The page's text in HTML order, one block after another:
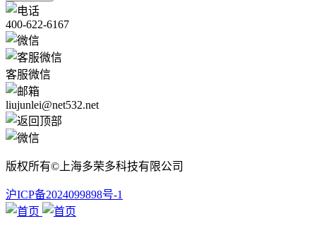
400-622-6167
客服微信
liujunlei@net532.net
版权所有©上海多荣多科技有限公司
沪ICP备2024099898号-1